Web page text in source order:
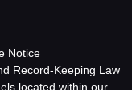
Notice
Record-Keeping Law
located within our